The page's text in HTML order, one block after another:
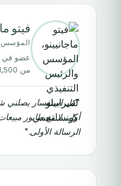
فيتو
المؤسس
من 1,500 ملف هجرة · زيورخ
"كل استفسار يصلني
أول، لا مع طابور
الرسالة الأولى."